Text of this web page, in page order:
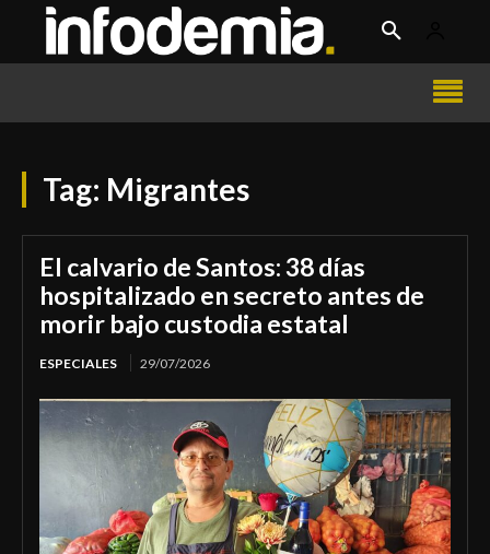
Tag: Migrantes
El calvario de Santos: 38 días
hospitalizado en secreto antes de
morir bajo custodia estatal
ESPECIALES 29/07/2026